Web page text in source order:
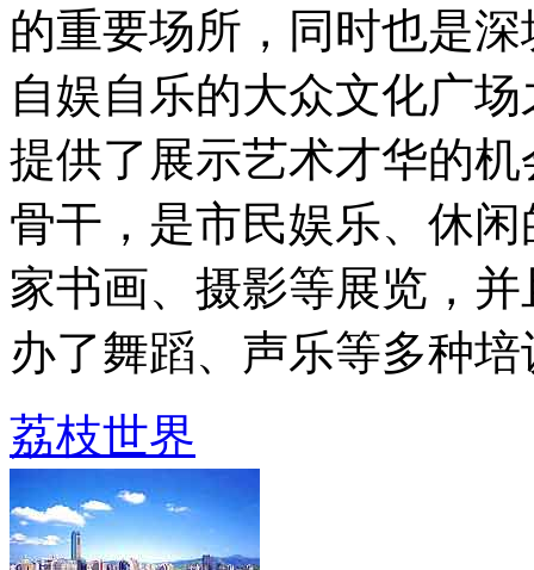
的重要场所，同时也是
自娱自乐的大众文化广
提供了展示艺术才华的
骨干，是市民娱乐、休
家书画、摄影等展览，
办了舞蹈、声乐等多种
荔枝世界